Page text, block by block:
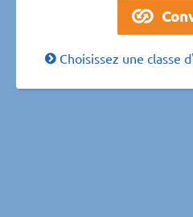
Choisissez une classe